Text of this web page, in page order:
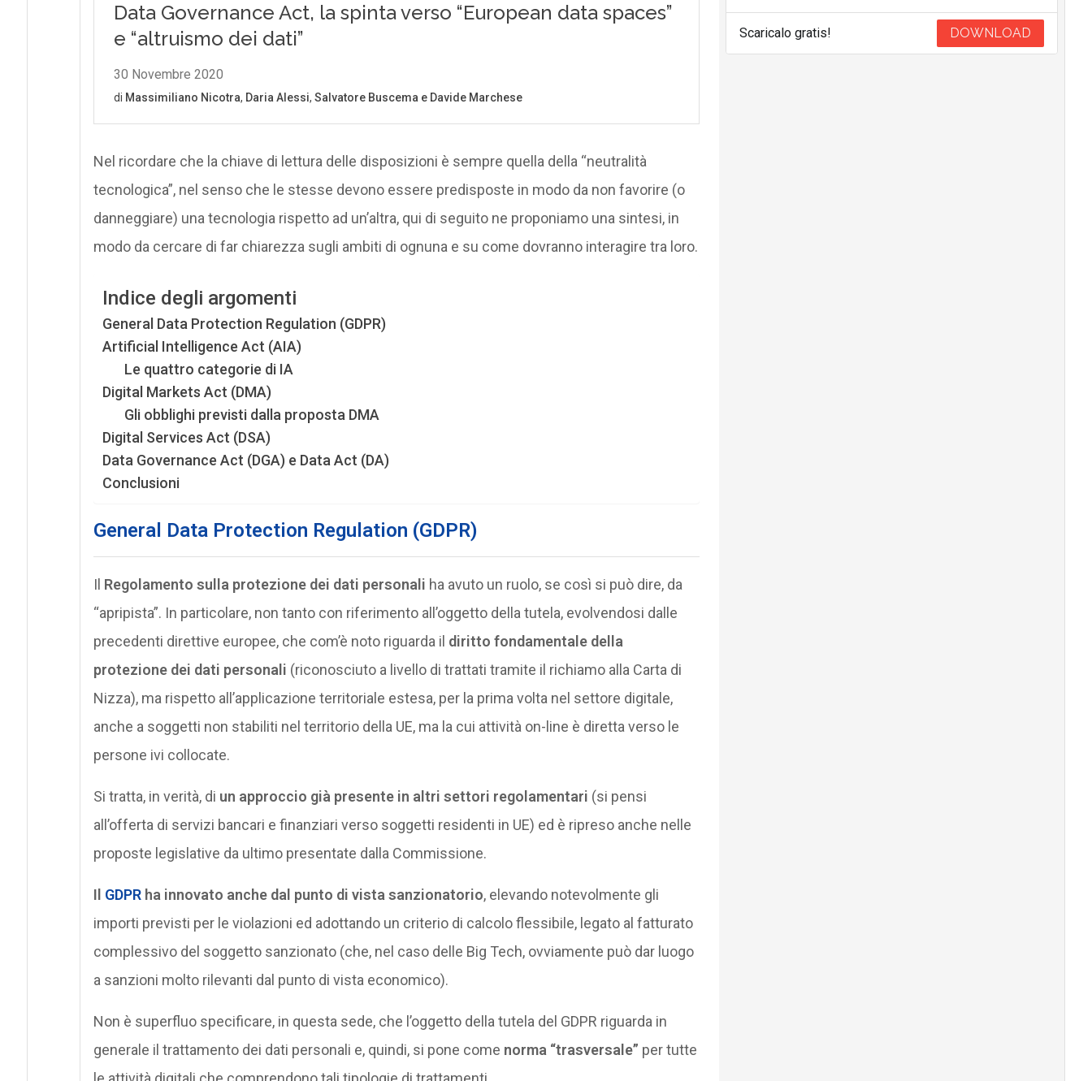
Nel ricordare che la chiave di lettura delle disposizioni è sempre quella della “neutralità
tecnologica”, nel senso che le stesse devono essere predisposte in modo da non favorire (o
danneggiare) una tecnologia rispetto ad un’altra, qui di seguito ne proponiamo una sintesi, in
modo da cercare di far chiarezza sugli ambiti di ognuna e su come dovranno interagire tra loro.
Indice degli argomenti
General Data Protection Regulation (GDPR)
Artificial Intelligence Act (AIA)
Le quattro categorie di IA
Digital Markets Act (DMA)
Gli obblighi previsti dalla proposta DMA
Digital Services Act (DSA)
Data Governance Act (DGA) e Data Act (DA)
Conclusioni
General Data Protection Regulation (GDPR)
Il Regolamento sulla protezione dei dati personali ha avuto un ruolo, se così si può dire, da
“apripista”. In particolare, non tanto con riferimento all’oggetto della tutela, evolvendosi dalle
precedenti direttive europee, che com’è noto riguarda il diritto fondamentale della
protezione dei dati personali (riconosciuto a livello di trattati tramite il richiamo alla Carta di
Nizza), ma rispetto all’applicazione territoriale estesa, per la prima volta nel settore digitale,
anche a soggetti non stabiliti nel territorio della UE, ma la cui attività on-line è diretta verso le
persone ivi collocate.
Si tratta, in verità, di un approccio già presente in altri settori regolamentari (si pensi
all’offerta di servizi bancari e finanziari verso soggetti residenti in UE) ed è ripreso anche nelle
proposte legislative da ultimo presentate dalla Commissione.
Il GDPRha innovato anche dal punto di vista sanzionatorio, elevando notevolmente gli
importi previsti per le violazioni ed adottando un criterio di calcolo flessibile, legato al fatturato
complessivo del soggetto sanzionato (che, nel caso delle Big Tech, ovviamente può dar luogo
a sanzioni molto rilevanti dal punto di vista economico).
Non è superfluo specificare, in questa sede, che l’oggetto della tutela del GDPR riguarda in
generale il trattamento dei dati personali e, quindi, si pone come norma “trasversale” per tutte
Scaricalo gratis! DOWNLOAD